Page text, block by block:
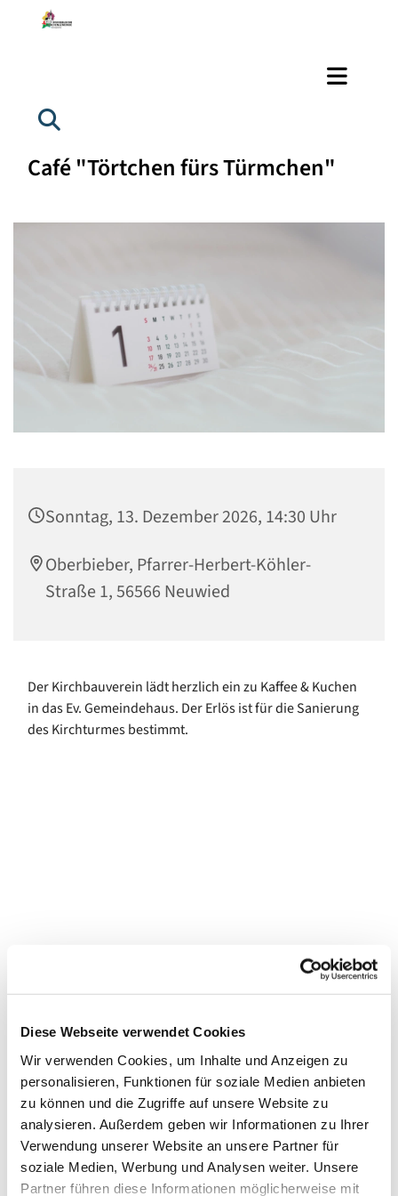
Diese Webseite verwendet Cookies
Wir verwenden Cookies, um Inhalte und Anzeigen zu
personalisieren, Funktionen für soziale Medien anbieten
zu können und die Zugriffe auf unsere Website zu
analysieren. Außerdem geben wir Informationen zu Ihrer
Verwendung unserer Website an unsere Partner für
soziale Medien, Werbung und Analysen weiter. Unsere
Partner führen diese Informationen möglicherweise mit
Café "Törtchen fürs Türmchen"
Sonntag, 13. Dezember 2026, 14:30 Uhr
Oberbieber, Pfarrer-Herbert-Köhler-
Straße 1, 56566 Neuwied
Der Kirchbauverein lädt herzlich ein zu Kaffee & Kuchen
in das Ev. Gemeindehaus. Der Erlös ist für die Sanierung
des Kirchturmes bestimmt.
Dies könnte Sie auch interessieren